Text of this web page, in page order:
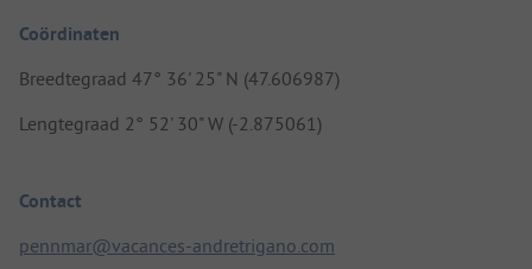
Coördinaten
Breedtegraad 47° 36' 25" N (47.606987)
Lengtegraad 2° 52' 30" W (-2.875061)
Contact
pennmar@vacances-andretrigano.com